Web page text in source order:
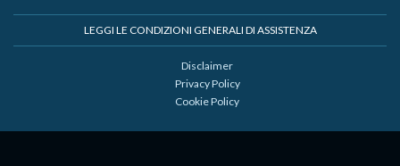
LEGGI LE CONDIZIONI GENERALI DI ASSISTENZA
Disclaimer
Privacy Policy
Cookie Policy